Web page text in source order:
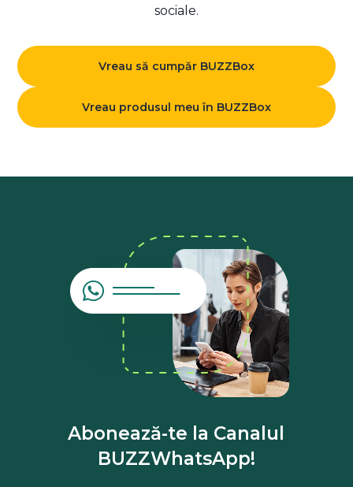
sociale.
Vreau să cumpăr BUZZBox
Vreau produsul meu în BUZZBox
Abonează-te la Canalul
BUZZWhatsApp!